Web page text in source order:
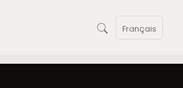
Français